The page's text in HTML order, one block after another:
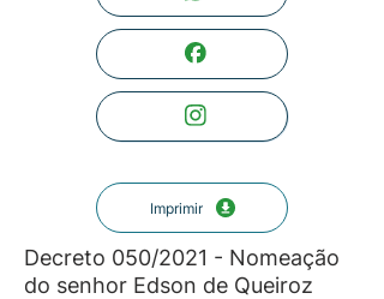
Imprimir
Decreto 050/2021 - Nomeação
do senhor Edson de Queiroz